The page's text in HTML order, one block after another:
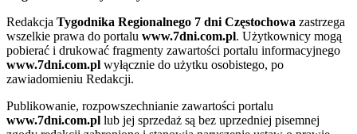
Redakcja Tygodnika Regionalnego 7 dni Częstochowa zastrzega
wszelkie prawa do portalu www.7dni.com.pl. Użytkownicy mogą
pobierać i drukować fragmenty zawartości portalu informacyjnego
www.7dni.com.pl wyłącznie do użytku osobistego, po
zawiadomieniu Redakcji.
Publikowanie, rozpowszechnianie zawartości portalu
www.7dni.com.pl lub jej sprzedaż są bez uprzedniej pisemnej